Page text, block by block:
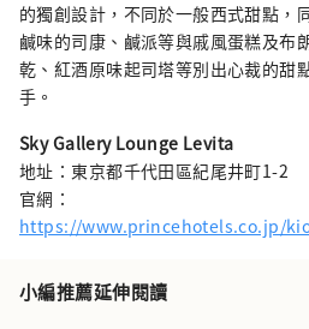
的獨創設計，不同於一般西式甜點，
鹹味的司康、鹹派等與戚風蛋糕及布
乾、紅酒原味起司塔等別出心裁的甜
手。
Sky Gallery Lounge Levita
地址：東京都千代田區紀尾井町1-2
官網：
https://www.princehotels.co.jp/
小編推薦延伸閱讀